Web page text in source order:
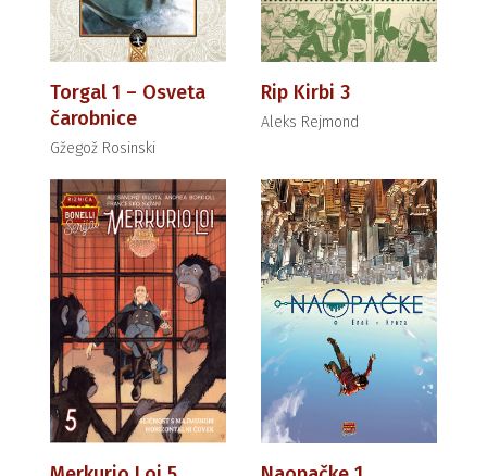
Torgal 1 – Osveta
čarobnice
Gžegož Rosinski
Rip Kirbi 3
Aleks Rejmond